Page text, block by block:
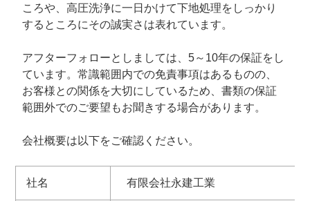
ころや、高圧洗浄に一日かけて下地処理をしっかり
するところにその誠実さは表れています。
アフターフォローとしましては、5～10年の保証をし
ています。常識範囲内での免責事項はあるものの、
お客様との関係を大切にしているため、書類の保証
範囲外でのご要望もお聞きする場合があります。
会社概要は以下をご確認ください。
社名 有限会社永建工業